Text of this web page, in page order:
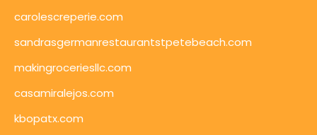
carolescreperie.com
sandrasgermanrestaurantstpetebeach.com
makingroceriesllc.com
casamiralejos.com
kbopatx.com